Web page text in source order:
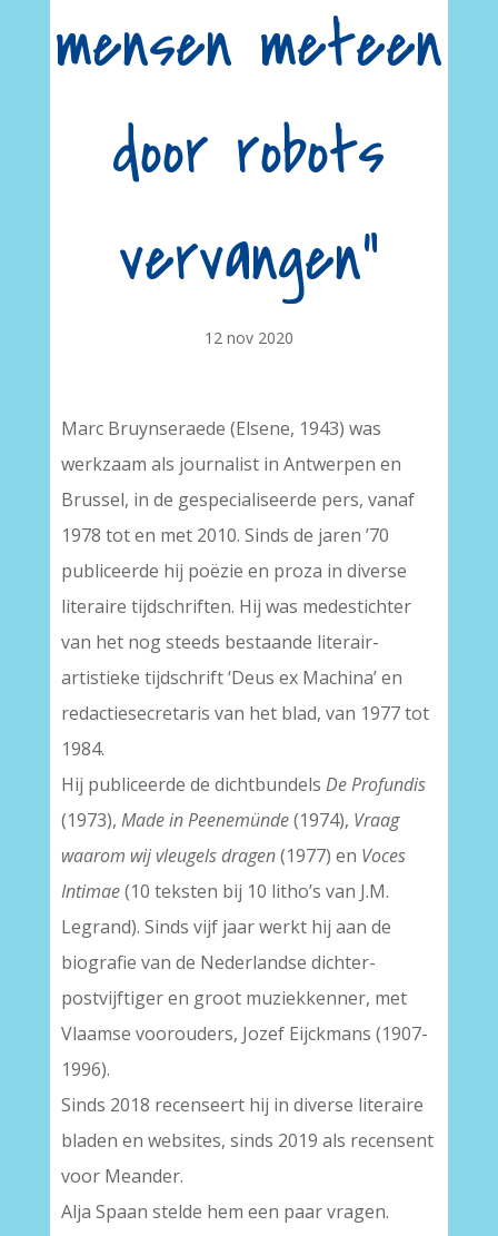
mensen meteen
door robots
vervangen”
12 nov 2020
Marc Bruynseraede (Elsene, 1943) was
werkzaam als journalist in Antwerpen en
Brussel, in de gespecialiseerde pers, vanaf
1978 tot en met 2010. Sinds de jaren ’70
publiceerde hij poëzie en proza in diverse
literaire tijdschriften. Hij was medestichter
van het nog steeds bestaande literair-
artistieke tijdschrift ‘Deus ex Machina’ en
redactiesecretaris van het blad, van 1977 tot
1984.
Hij publiceerde de dichtbundels De Profundis
(1973), Made in Peenemünde(1974), Vraag
waarom wij vleugels dragen(1977) en Voces
Intimae(10 teksten bij 10 litho’s van J.M.
Legrand). Sinds vijf jaar werkt hij aan de
biografie van de Nederlandse dichter-
postvijftiger en groot muziekkenner, met
Vlaamse voorouders, Jozef Eijckmans (1907-
1996).
Sinds 2018 recenseert hij in diverse literaire
bladen en websites, sinds 2019 als recensent
voor Meander.
Alja Spaan stelde hem een paar vragen.